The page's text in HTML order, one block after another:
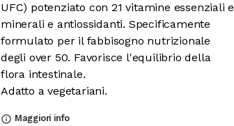
UFC) potenziato con 21 vitamine essenziali e
minerali e antiossidanti. Specificamente
formulato per il fabbisogno nutrizionale
degli over 50. Favorisce l'equilibrio della
flora intestinale.
Adatto a vegetariani.
info_outline Maggiori info